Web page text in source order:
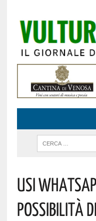
USI
POSSIBILITÀ